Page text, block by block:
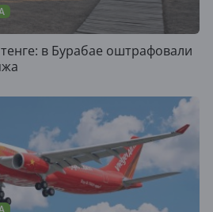
в Бурабае оштрафовали